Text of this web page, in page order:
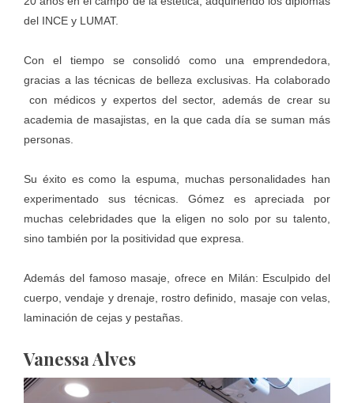
del INCE y LUMAT.
Con el tiempo se consolidó como una emprendedora,
gracias a las técnicas de belleza exclusivas. Ha colaborado
con médicos y expertos del sector, además de crear su
academia de masajistas, en la que cada día se suman más
personas.
Su éxito es como la espuma, muchas personalidades han
experimentado sus técnicas. Gómez es apreciada por
muchas celebridades que la eligen no solo por su talento,
sino también por la positividad que expresa.
Además del famoso masaje, ofrece en Milán: Esculpido del
cuerpo, vendaje y drenaje, rostro definido, masaje con velas,
laminación de cejas y pestañas.
Vanessa Alves